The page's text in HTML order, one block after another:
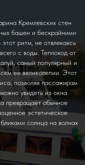
Кремлевских стен
башен и бескрайними
ритм, не отвлекаясь
с воды. Теплоход от
самый популярный и
ее великолепии. Этот
позволяя пассажирам
увидеть из окна
превращает обычное
эстетическое
солнца на волнах